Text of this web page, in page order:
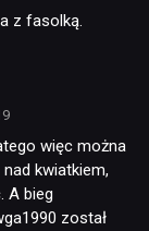
z fasolką.
więc można
kwiatkiem,
A bieg
został